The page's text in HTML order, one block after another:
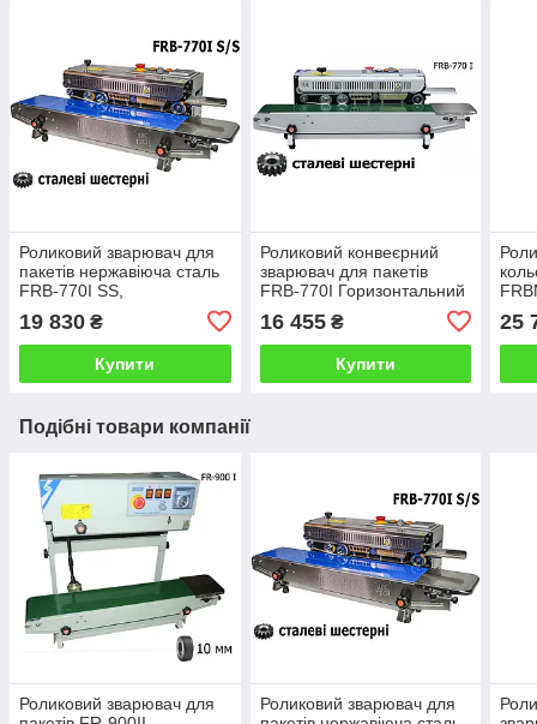
Роликовий зварювач для
пакетів нержавіюча сталь
FRB-770I SS,
Горизонтальний зварювач
конвеєрний тип 70см Шов
10 мм
19 830 ₴
Купити
Роликовий конвеєрний
зварювач для пакетів
FRB-770I Горизонтальний
Плоский шов 10 мм
16 455₴
Купити
25
Подібні товари компанії
Роликовий зварювач для
Роликовий зварювач для